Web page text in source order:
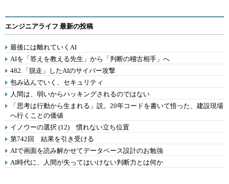
エンジニアライフ 最新の投稿
最後には離れていくAI
AIを「答えを教える先生」から「判断の稽古相手」へ
482.「脱走」したAIのサイバー攻撃
包み込んでいく、セキュリティ
人間は、弱いからハッキングされるのではない
「思考は行動から生まれる」説。20年コードを書いて悟った、建設現場
へ行くことの価値
イノウーの選択 (12) 慣れない立ち位置
第742回 結果を引き受ける
AIで画面を読み解かせてデータベース設計のお勉強
AI時代に、人間が失ってはいけない判断力とは何か